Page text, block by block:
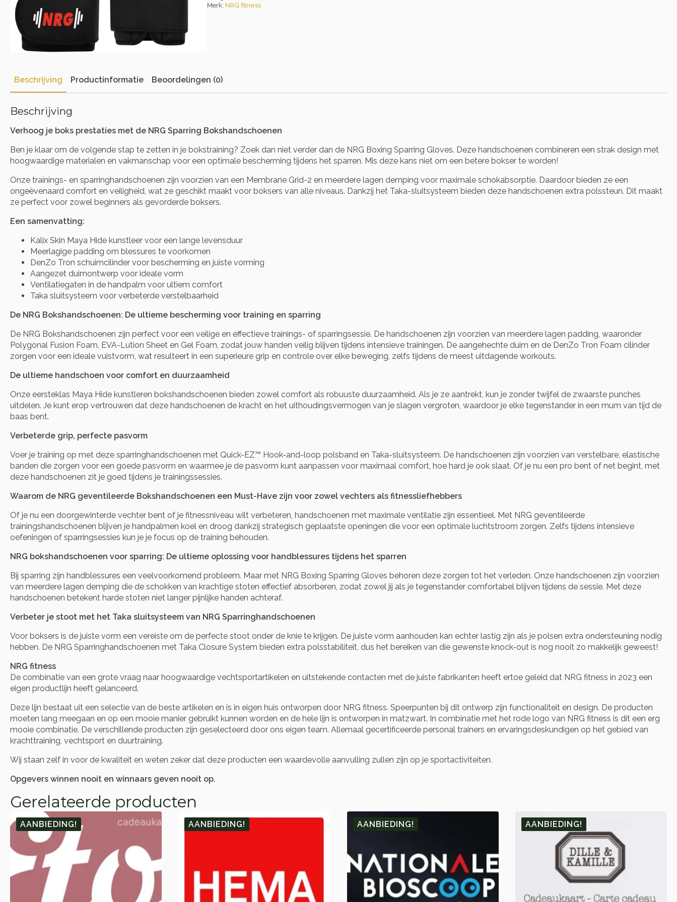
Merk:NRG fitness
Beschrijving Productinformatie Beoordelingen (0)
Beschrijving
Verhoog je boks prestaties met de NRG Sparring Bokshandschoenen
Ben je klaar om de volgende stap te zetten in je bokstraining? Zoek dan niet verder dan de NRG Boxing Sparring Gloves. Deze handschoenen combineren een strak design met
hoogwaardige materialen en vakmanschap voor een optimale bescherming tijdens het sparren. Mis deze kans niet om een betere bokser te worden!
Onze trainings- en sparringhandschoenen zijn voorzien van een Membrane Grid-2 en meerdere lagen demping voor maximale schokabsorptie. Daardoor bieden ze een
ongeëvenaard comfort en veiligheid, wat ze geschikt maakt voor boksers van alle niveaus. Dankzij het Taka-sluitsysteem bieden deze handschoenen extra polssteun. Dit maakt
ze perfect voor zowel beginners als gevorderde boksers.
Een samenvatting:
Kalix Skin Maya Hide kunstleer voor een lange levensduur
Meerlagige padding om blessures te voorkomen
DenZo Tron schuimcilinder voor bescherming en juiste vorming
Aangezet duimontwerp voor ideale vorm
Ventilatiegaten in de handpalm voor ultiem comfort
Taka sluitsysteem voor verbeterde verstelbaarheid
De NRG Bokshandschoenen: De ultieme bescherming voor training en sparring
De NRG Bokshandschoenen zijn perfect voor een veilige en effectieve trainings- of sparringsessie. De handschoenen zijn voorzien van meerdere lagen padding, waaronder
Polygonal Fusion Foam, EVA-Lution Sheet en Gel Foam, zodat jouw handen veilig blijven tijdens intensieve trainingen. De aangehechte duim en de DenZo Tron Foam cilinder
zorgen voor een ideale vuistvorm, wat resulteert in een superieure grip en controle over elke beweging, zelfs tijdens de meest uitdagende workouts.
De ultieme handschoen voor comfort en duurzaamheid
Onze eersteklas Maya Hide kunstleren bokshandschoenen bieden zowel comfort als robuuste duurzaamheid. Als je ze aantrekt, kun je zonder twijfel de zwaarste punches
uitdelen. Je kunt erop vertrouwen dat deze handschoenen de kracht en het uithoudingsvermogen van je slagen vergroten, waardoor je elke tegenstander in een mum van tijd de
baas bent.
Verbeterde grip, perfecte pasvorm
Voer je training op met deze sparringhandschoenen met Quick-EZ™ Hook-and-loop polsband en Taka-sluitsysteem. De handschoenen zijn voorzien van verstelbare, elastische
banden die zorgen voor een goede pasvorm en waarmee je de pasvorm kunt aanpassen voor maximaal comfort, hoe hard je ook slaat. Of je nu een pro bent of net begint, met
deze handschoenen zit je goed tijdens je trainingssessies.
Waarom de NRG geventileerde Bokshandschoenen een Must-Have zijn voor zowel vechters als fitnessliefhebbers
Of je nu een doorgewinterde vechter bent of je fitnessniveau wilt verbeteren, handschoenen met maximale ventilatie zijn essentieel. Met NRG geventileerde
trainingshandschoenen blijven je handpalmen koel en droog dankzij strategisch geplaatste openingen die voor een optimale luchtstroom zorgen. Zelfs tijdens intensieve
oefeningen of sparringsessies kun je je focus op de training behouden.
NRG bokshandschoenen voor sparring: De ultieme oplossing voor handblessures tijdens het sparren
Bij sparring zijn handblessures een veelvoorkomend probleem. Maar met NRG Boxing Sparring Gloves behoren deze zorgen tot het verleden. Onze handschoenen zijn voorzien
van meerdere lagen demping die de schokken van krachtige stoten effectief absorberen, zodat zowel jij als je tegenstander comfortabel blijven tijdens de sessie. Met deze
handschoenen betekent harde stoten niet langer pijnlijke handen achteraf.
Verbeter je stoot met het Taka sluitsysteem van NRG Sparringhandschoenen
Voor boksers is de juiste vorm een vereiste om de perfecte stoot onder de knie te krijgen. De juiste vorm aanhouden kan echter lastig zijn als je polsen extra ondersteuning nodig
hebben. De NRG Sparringhandschoenen met Taka Closure System bieden extra polsstabiliteit, dus het bereiken van die gewenste knock-out is nog nooit zo makkelijk geweest!
NRG fitness
De combinatie van een grote vraag naar hoogwaardige vechtsportartikelen en uitstekende contacten met de juiste fabrikanten heeft ertoe geleid dat NRG fitness in 2023 een
eigen productlijn heeft gelanceerd.
Deze lijn bestaat uit een selectie van de beste artikelen en is in eigen huis ontworpen door NRG fitness. Speerpunten bij dit ontwerp zijn functionaliteit en design. De producten
moeten lang meegaan en op een mooie manier gebruikt kunnen worden en de hele lijn is ontworpen in matzwart. In combinatie met het rode logo van NRG fitness is dit een erg
mooie combinatie. De verschillende producten zijn geselecteerd door ons eigen team. Allemaal gecertificeerde personal trainers en ervaringsdeskundigen op het gebied van
krachttraining, vechtsport en duurtraining.
Wij staan zelf in voor de kwaliteit en weten zeker dat deze producten een waardevolle aanvulling zullen zijn op je sportactiviteiten.
Opgevers winnen nooit en winnaars geven nooit op.
Gerelateerde producten
AANBIEDING! AANBIEDING! AANBIEDING! AANBIEDING!